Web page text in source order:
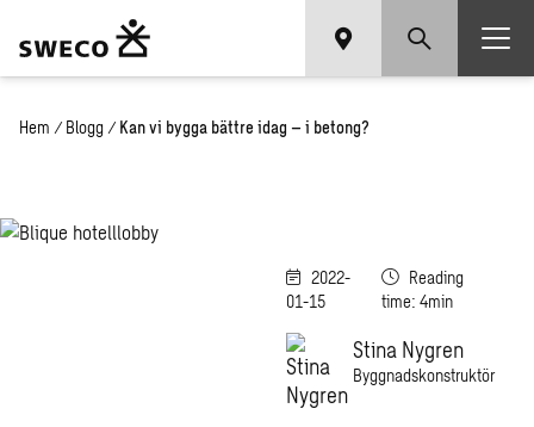
Hem / Blogg / Kan vi bygga bättre idag – i betong?
2022-
01-15
Reading
time: 4min
Stina Nygren
Byggnadskonstruktör